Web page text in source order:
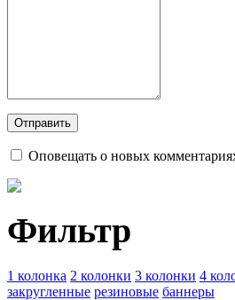
Оповещать о новых
Фильтр
1 колонка 2 колонки 3 колонки 4
закругленные резиновые баннеры